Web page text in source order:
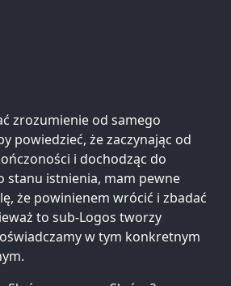
zrozumienie od samego
powiedzieć, że zaczynając od
i dochodząc do
stanu istnienia, mam pewne
że powinienem wrócić i zbadać
to sub-Logos tworzy
w tym konkretnym